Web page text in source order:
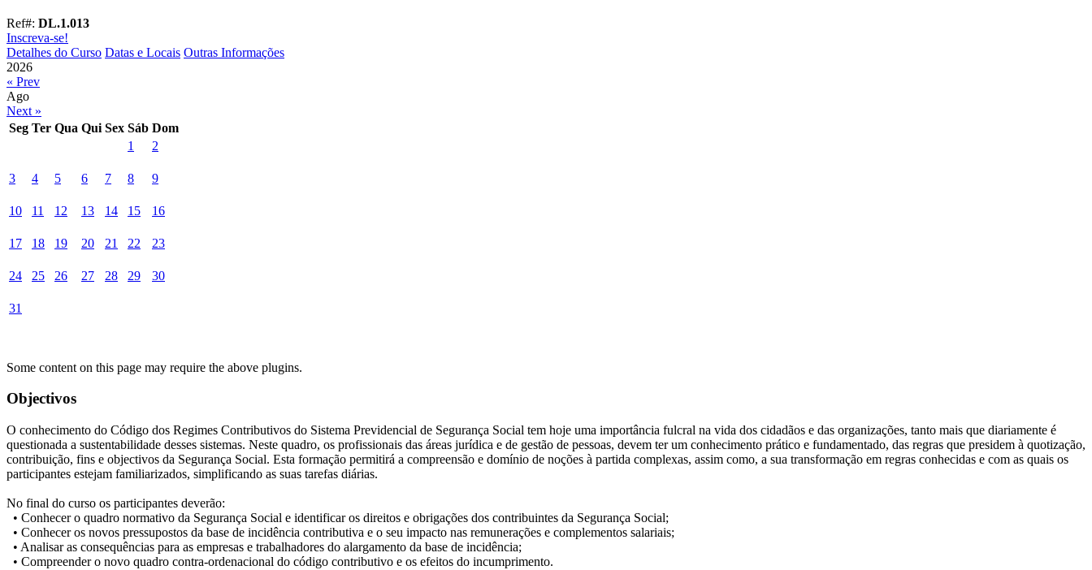
Ref#: DL.1.013
Inscreva-se!
Detalhes do Curso Datas e Locais Outras Informações
2026
« Prev
Ago
Next »
Seg Ter Qua Qui Sex Sáb Dom
1
2
3 4 5 6 7 8 9
10 11 12 13 14 15 16
17 18 19 20 21 22 23
24 25 26 27 28 29 30
31
Some content on this page may require the above plugins.
Objectivos
O conhecimento do Código dos Regimes Contributivos do Sistema Previdencial de Segurança Social tem hoje uma importância fulcral na vida dos cidadãos e das organizações, tanto mais que diariamente é
questionada a sustentabilidade desses sistemas. Neste quadro, os profissionais das áreas jurídica e de gestão de pessoas, devem ter um conhecimento prático e fundamentado, das regras que presidem à quotização,
contribuição, fins e objectivos da Segurança Social. Esta formação permitirá a compreensão e domínio de noções à partida complexas, assim como, a sua transformação em regras conhecidas e com as quais os
participantes estejam familiarizados, simplificando as suas tarefas diárias.
No final do curso os participantes deverão:
• Conhecer o quadro normativo da Segurança Social e identificar os direitos e obrigações dos contribuintes da Segurança Social;
• Conhecer os novos pressupostos da base de incidência contributiva e o seu impacto nas remunerações e complementos salariais;
• Analisar as consequências para as empresas e trabalhadores do alargamento da base de incidência;
• Compreender o novo quadro contra-ordenacional do código contributivo e os efeitos do incumprimento.